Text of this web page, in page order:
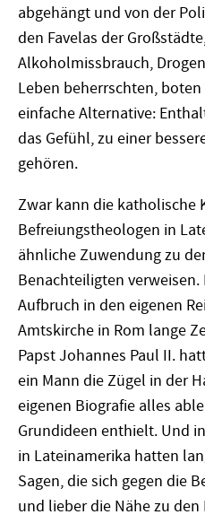
abgehängt und von der
den Favelas der
Alkoholmissbrauch,
Leben beherrschten,
einfache Alternative:
das Gefühl, zu einer
gehören.
Zwar kann die katholische
Befreiungstheologen in
ähnliche Zuwendung zu
Benachteiligten verweisen.
Aufbruch in den eigenen
Amtskirche in Rom lange
Papst Johannes Paul II.
ein Mann die Zügel in der
eigenen Biografie alles
Grundideen enthielt. Und
in Lateinamerika hatten
Sagen, die sich gegen die
und lieber die Nähe zu